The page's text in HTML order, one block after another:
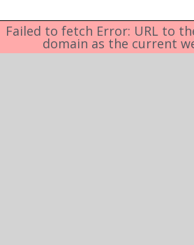
Failed to fetch Error: URL to
domain as the current